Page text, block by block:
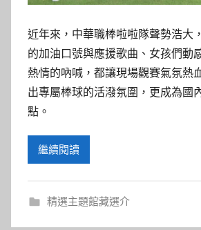
近年來，中華職棒啦啦隊聲勢浩大
的加油口號與應援歌曲、女孩們動
熱情的吶喊，都讓現場觀賽氣氛熱
出專屬棒球的活潑氛圍，更成為國
點。
繼續閱讀
精選主題館藏選介